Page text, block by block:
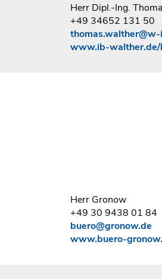
Herr Dipl.-Ing.
+49 34652 131 50
thomas.walther@w-
www.ib-walther.de/
Herr Gronow
+49 30 9438 01 84
buero@gronow.de
www.buero-